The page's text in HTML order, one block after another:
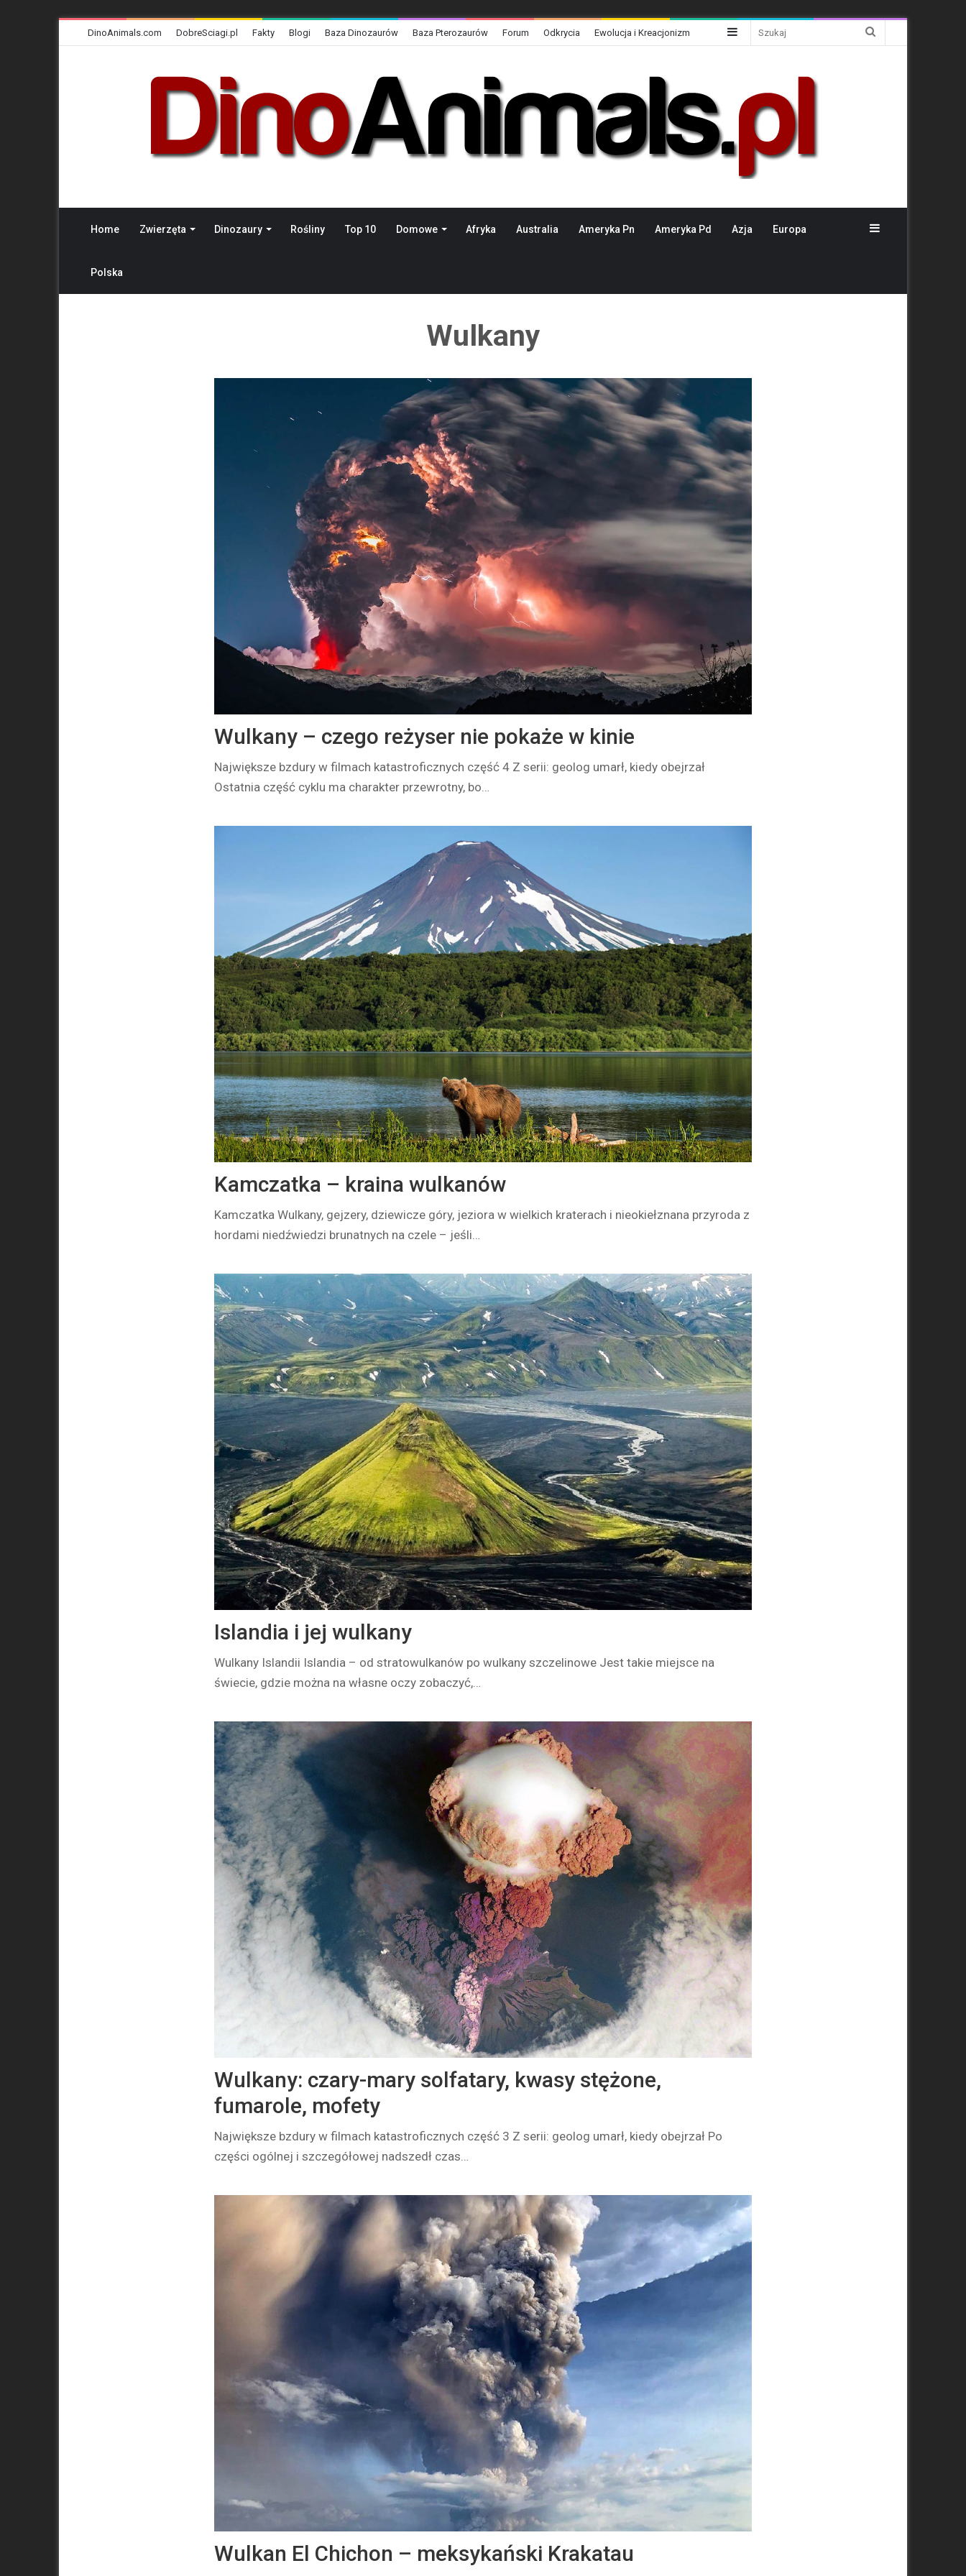
DinoAnimals.com DobreSciagi.pl Fakty Blogi Baza Dinozaurów Baza Pterozaurów Forum Odkrycia Ewolucja i Kreacjonizm Sidebar
Home Zwierzęta Dinozaury Rośliny Top 10 Domowe Afryka Australia Ameryka Pn Ameryka Pd Azja Europa
Polska
Sidebar
Wulkany
Wulkany – czego reżyser nie pokaże w kinie
Największe bzdury w filmach katastroficznych część 4 Z serii: geolog umarł, kiedy obejrzał
Ostatnia część cyklu ma charakter przewrotny, bo…
Kamczatka – kraina wulkanów
Kamczatka Wulkany, gejzery, dziewicze góry, jeziora w wielkich kraterach i nieokiełznana przyroda z
hordami niedźwiedzi brunatnych na czele – jeśli…
Islandia i jej wulkany
Wulkany Islandii Islandia – od stratowulkanów po wulkany szczelinowe Jest takie miejsce na
świecie, gdzie można na własne oczy zobaczyć,…
Wulkany: czary-mary solfatary, kwasy stężone,
fumarole, mofety
Największe bzdury w filmach katastroficznych część 3 Z serii: geolog umarł, kiedy obejrzał Po
części ogólnej i szczegółowej nadszedł czas…
Wulkan El Chichon – meksykański Krakatau